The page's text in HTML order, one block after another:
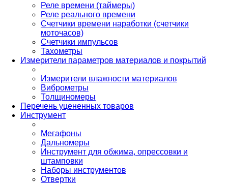
Реле времени (таймеры)
Реле реального времени
Счетчики времени наработки (счетчики
моточасов)
Счетчики импульсов
Тахометры
Измерители параметров материалов и покрытий
Измерители влажности материалов
Виброметры
Толщиномеры
Перечень уцененных товаров
Инструмент
Мегафоны
Дальномеры
Инструмент для обжима, опрессовки и
штамповки
Наборы инструментов
Отвертки